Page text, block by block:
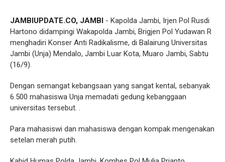
JAMBIUPDATE.CO, JAMBI - Kapolda Jambi, Irjen Pol Rusdi
Hartono didampingi Wakapolda Jambi, Brigjen Pol Yudawan R
menghadiri Konser Anti Radikalisme, di Balairung Universitas
Jambi (Unja) Mendalo, Jambi Luar Kota, Muaro Jambi, Sabtu
(16/9).
Dengan semangat kebangsaan yang sangat kental, sebanyak
6.500 mahasiswa Unja memadati gedung kebanggaan
universitas tersebut. .
Para mahasiswi dan mahasiswa dengan kompak mengenakan
setelan merah putih.